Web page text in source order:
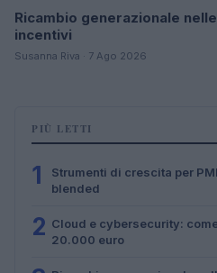
Ricambio generazionale
incentivi
Susanna Riva · 7 Ago 2026
PIÙ LETTI
1
Strumenti di crescita per
blended
2 Cloud e cybersecurity:
20.000 euro